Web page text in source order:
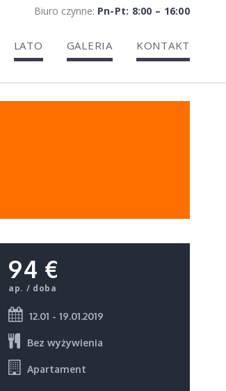
Biuro czynne: Pn-Pt: 8:00 – 16:00
LATO GALERIA KONTAKT
94 €
ap. / doba
12.01 - 19.01.2019
Bez wyżywienia
Apartament